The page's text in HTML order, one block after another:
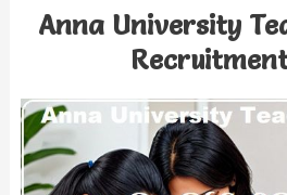
Anna University